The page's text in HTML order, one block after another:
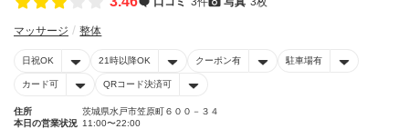
マッサージ 整体
日祝OK 21時以降OK クーポン有 駐車場有
カード可 QRコード決済可
住所
茨城県水戸市笠原町６００－３４
本日の営業状況 11:00〜22:00